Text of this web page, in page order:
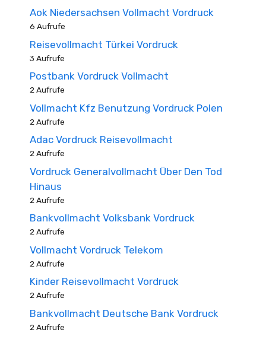
Aok Niedersachsen Vollmacht Vordruck
6 Aufrufe
Reisevollmacht Türkei Vordruck
3 Aufrufe
Postbank Vordruck Vollmacht
2 Aufrufe
Vollmacht Kfz Benutzung Vordruck Polen
2 Aufrufe
Adac Vordruck Reisevollmacht
2 Aufrufe
Vordruck Generalvollmacht Über Den Tod
Hinaus
2 Aufrufe
Bankvollmacht Volksbank Vordruck
2 Aufrufe
Vollmacht Vordruck Telekom
2 Aufrufe
Kinder Reisevollmacht Vordruck
2 Aufrufe
Bankvollmacht Deutsche Bank Vordruck
2 Aufrufe